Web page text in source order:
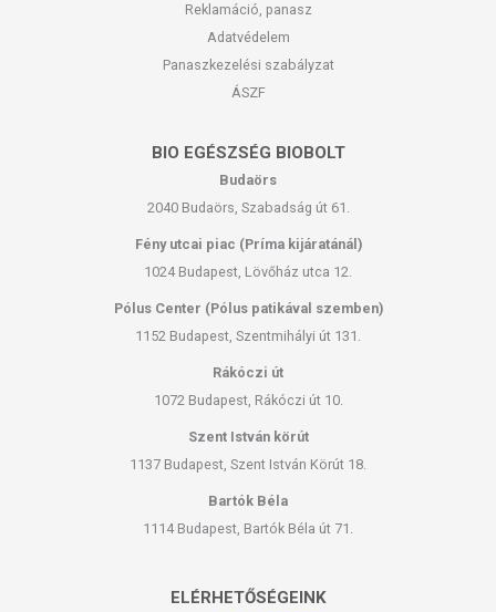
Reklamáció, panasz
Adatvédelem
Panaszkezelési szabályzat
ÁSZF
BIO EGÉSZSÉG BIOBOLT
Budaörs
2040 Budaörs, Szabadság út 61.
Fény utcai piac (Príma kijáratánál)
1024 Budapest, Lövőház utca 12.
Pólus Center (Pólus patikával szemben)
1152 Budapest, Szentmihályi út 131.
Rákóczi út
1072 Budapest, Rákóczi út 10.
Szent István körút
1137 Budapest, Szent István Körút 18.
Bartók Béla
1114 Budapest, Bartók Béla út 71.
ELÉRHETŐSÉGEINK